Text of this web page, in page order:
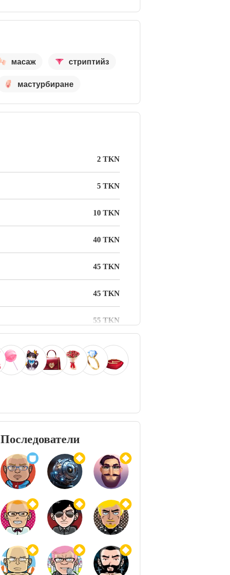
масаж стриптийз
мастурбиране
2 TKN
5 TKN
10 TKN
40 TKN
45 TKN
45 TKN
55 TKN
Последователи